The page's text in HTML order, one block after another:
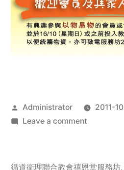
Posted
by
Administrator 2011-
Leave a commenton
服
循道衛理聯合教會禧恩堂服務坊,